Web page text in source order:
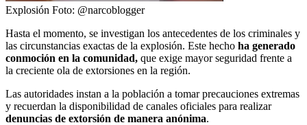
Explosión Foto: @narcoblogger
Hasta el momento, se investigan los antecedentes de los criminales y
las circunstancias exactas de la explosión. Este hecho ha generado
conmoción en la comunidad, que exige mayor seguridad frente a
la creciente ola de extorsiones en la región.
Las autoridades instan a la población a tomar precauciones extremas
y recuerdan la disponibilidad de canales oficiales para realizar
denuncias de extorsión de manera anónima.